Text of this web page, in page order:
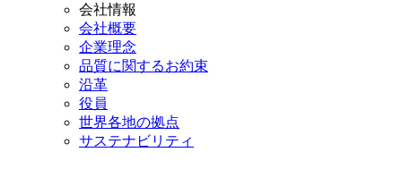
会社情報
会社概要
企業理念
品質に関するお約束
沿革
役員
世界各地の拠点
サステナビリティ